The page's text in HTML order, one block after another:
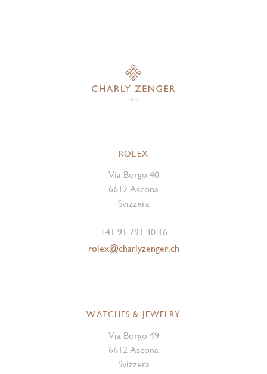
ROLEX
Via Borgo 40
6612 Ascona
Svizzera
+41 91 791 30 16
rolex@charlyzenger.ch
WATCHES & JEWELRY
Via Borgo 49
6612 Ascona
Svizzera